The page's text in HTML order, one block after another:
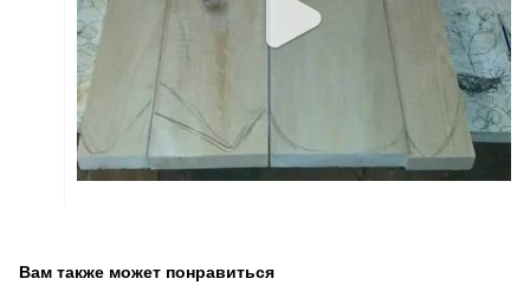
Вам также может понравиться